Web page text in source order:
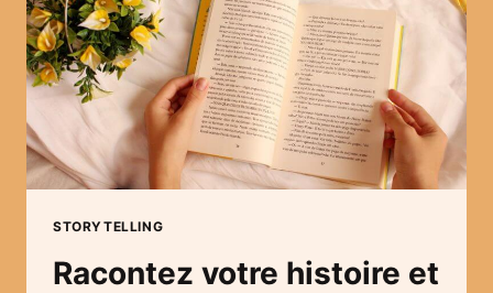
STORYTELLING
Racontez votre histoire et